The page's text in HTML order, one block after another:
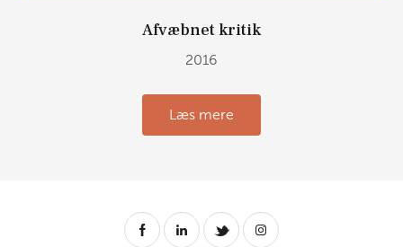
Afvæbnet kritik
2016
Læs mere